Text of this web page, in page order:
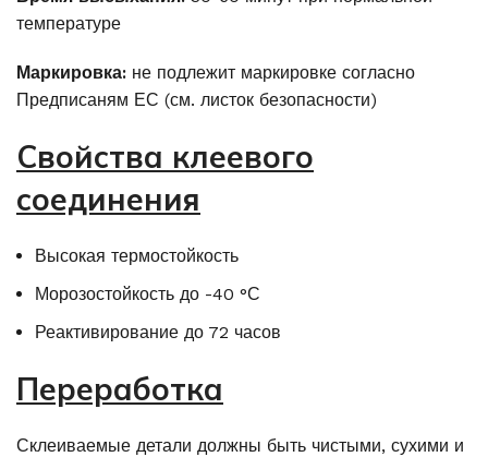
температуре
Маркировка: не подлежит маркировке согласно
Предписаням ЕС (см. листок безопасности)
Свойства клеевого
соединения
Высокая термостойкость
Морозостойкость до -40 °С
Реактивирование до 72 часов
Переработка
Склеиваемые детали должны быть чистыми, сухими и